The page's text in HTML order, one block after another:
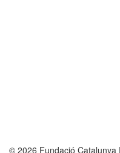
© 2026 Fundació